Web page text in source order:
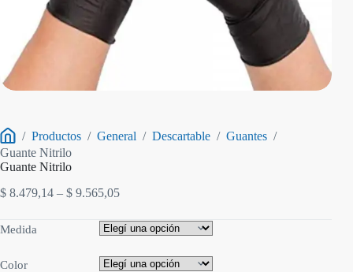
Inicio
/ Productos / General / Descartable / Guantes /
Guante Nitrilo
Guante Nitrilo
$ 8.479,14 – $ 9.565,05Rango
precios:
desde
hasta
Medida
Color